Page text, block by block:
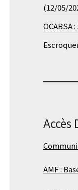
(12/05/
OCABSA
Accès
AMF :